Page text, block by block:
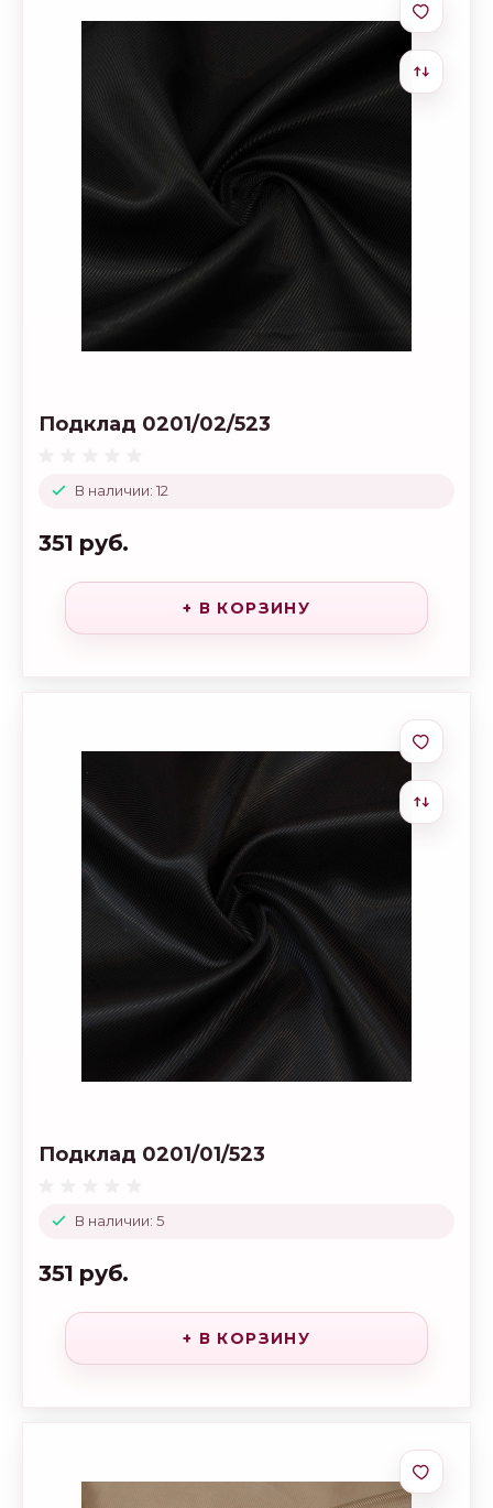
В наличии: 12
Подклад 0201/02/523
351 руб.
+ В КОРЗИНУ
В наличии: 5
Подклад 0201/01/523
351 руб.
+ В КОРЗИНУ